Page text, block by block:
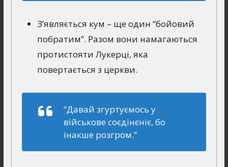
З’являється кум – ще один “бойовий
побратим”. Разом вони намагаються
протистояти Лукерці, яка
повертається з церкви.
“Давай згуртуємось у
вiйськове соєдiнєнiє, бо
iнакше розгром.”